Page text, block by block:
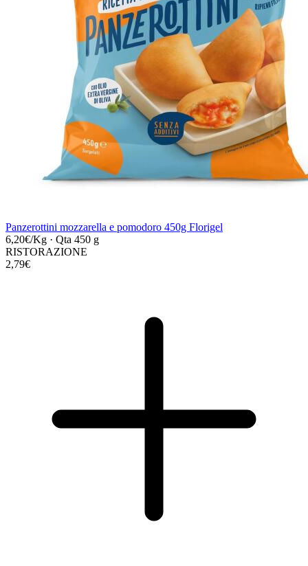
Panzerottini mozzarella e pomodoro 450g Florigel
6,20€/Kg · Qta 450 g
RISTORAZIONE
2,79€